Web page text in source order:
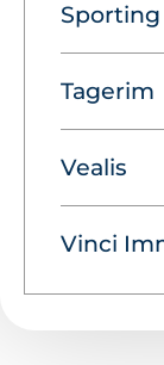
Sporting
Tagerim
Vealis
Vinci